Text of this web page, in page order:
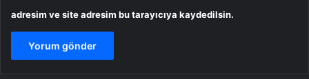
adresim ve site adresim bu tarayıcıya kaydedilsin.